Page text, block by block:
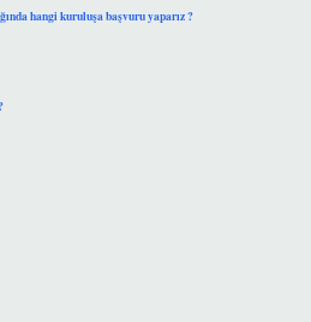
hangi kuruluşa başvuru yaparız ?